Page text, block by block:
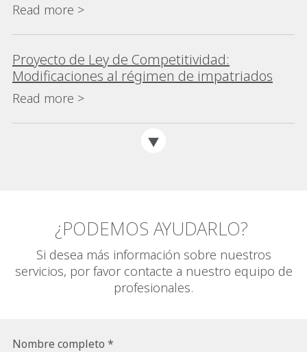
Read more >
Proyecto de Ley de Competitividad:
Modificaciones al régimen de impatriados
Read more >
¿PODEMOS AYUDARLO?
Si desea más información sobre nuestros
servicios, por favor contacte a nuestro equipo de
profesionales.
Nombre completo